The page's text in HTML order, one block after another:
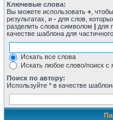
Ключевые слова:
Вы можете использовать + ,
результатах, и - для слов,
разделить слова символом | для
качестве шаблона для
Искать все слова
Искать любое слово/поиск с
Поиск по автору:
Используйте * в качестве